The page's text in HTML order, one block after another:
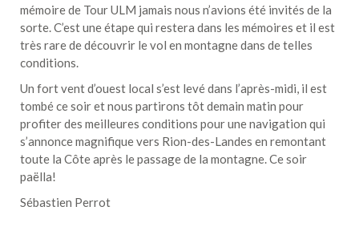
mémoire de Tour ULM jamais nous n’avions été invités de la
sorte. C’est une étape qui restera dans les mémoires et il est
très rare de découvrir le vol en montagne dans de telles
conditions.
Un fort vent d’ouest local s’est levé dans l’après-midi, il est
tombé ce soir et nous partirons tôt demain matin pour
profiter des meilleures conditions pour une navigation qui
s’annonce magnifique vers Rion-des-Landes en remontant
toute la Côte après le passage de la montagne. Ce soir
paëlla!
Sébastien Perrot